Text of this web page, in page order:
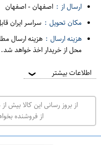
ه
ف
ر
و
ش
ی
ت
ه
ر
ا
ارسال از : اصفهان-اصفهان
مکان تحویل : سراسر ایران
هزینه ارسال : هزینه ارسال
محل از خریدار اخذ خواهد شد.
اطلاعات بیشتر ❯
از بروز رسانی این کالا
از فروشنده